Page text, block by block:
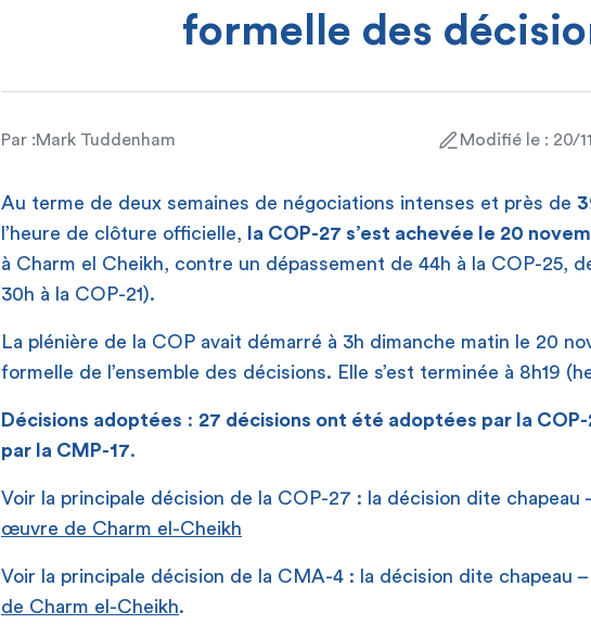
formelle des
Par :Mark Tuddenham Modifié le : 20/
Au terme de deux semaines de négociations intenses et près de
l’heure de clôture officielle,
la COP-27 s’est achevée le 20
à Charm el Cheikh, contre un dépassement de 44h à la COP-25,
30h à la COP-21).
La plénière de la COP avait démarré à 3h dimanche matin le 20
formelle de l’ensemble des décisions. Elle s’est terminée à 8h19
Décisions adoptées : 27 décisions ont été adoptées par la
par la CMP-17.
Voir la principale décision de la COP-27 : la décision dite chapeau
œuvre de Charm el-Cheikh
Voir la principale décision de la CMA-4 : la décision dite chapeau –
de Charm el-Cheikh.